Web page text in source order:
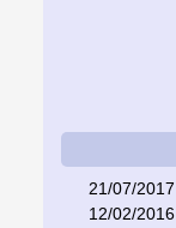
21/07/2017
12/02/2016